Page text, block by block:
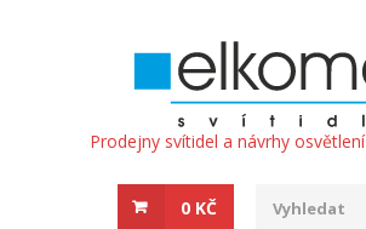
Prodejny svítidel a návrhy osvětlení
0 KČ